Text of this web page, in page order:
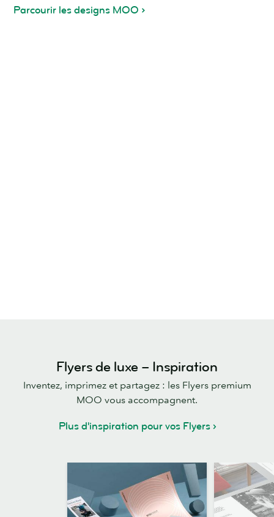
Parcourir les designs MOO
Flyers de luxe – Inspiration
Inventez, imprimez et partagez : les Flyers premium
MOO vous accompagnent.
Plus d'inspiration pour vos Flyers